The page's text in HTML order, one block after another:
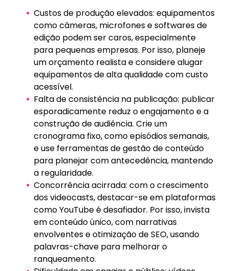
Custos de produção elevados: equipamentos
como câmeras, microfones e softwares de
edição podem ser caros, especialmente
para pequenas empresas. Por isso, planeje
um orçamento realista e considere alugar
equipamentos de alta qualidade com custo
acessível.
Falta de consistência na publicação: publicar
esporadicamente reduz o engajamento e a
construção de audiência. Crie um
cronograma fixo, como episódios semanais,
e use ferramentas de gestão de conteúdo
para planejar com antecedência, mantendo
a regularidade.
Concorrência acirrada: com o crescimento
dos videocasts, destacar-se em plataformas
como YouTube é desafiador. Por isso, invista
em conteúdo único, com narrativas
envolventes e otimização de SEO, usando
palavras-chave para melhorar o
ranqueamento.